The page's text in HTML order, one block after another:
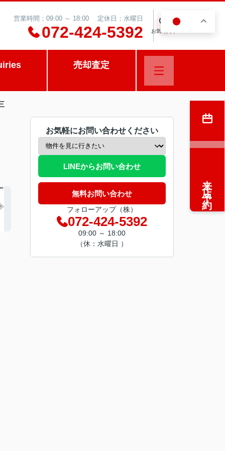
営業時間：09:00 ～ 18:00 定休日：水曜日
072-424-5392 お気に入り
売却査定
お気軽にお問い合わせください
LINEからお問い合わせ
無料お問い合わせ
フォローアップ（株）
072-424-5392
09:00 ～ 18:00
（休：水曜日 ）
来店予約